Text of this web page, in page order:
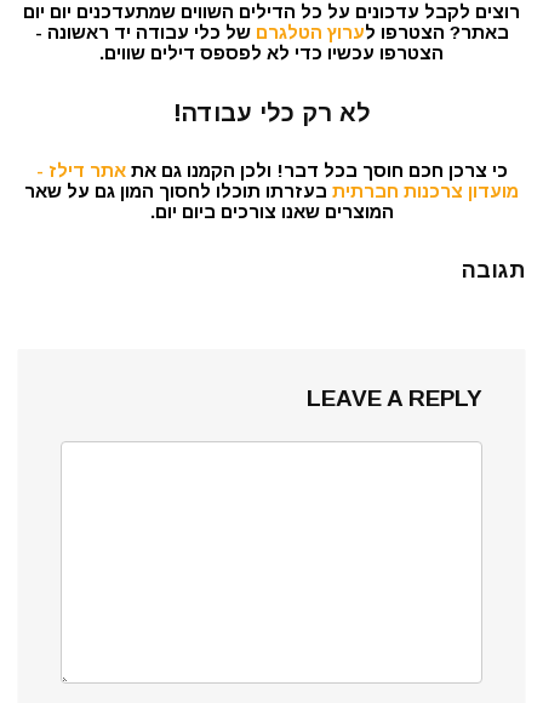
רוצים לקבל עדכונים על כל הדילים השווים שמתעדכנים יום יום
באתר? הצטרפו לערוץ הטלגרם של כלי עבודה יד ראשונה -
הצטרפו עכשיו כדי לא לפספס דילים שווים.
לא רק כלי עבודה!
כי צרכן חכם חוסך בכל דבר! ולכן הקמנו גם אתאתר דילז -
מועדון צרכנות חברתית בעזרתו תוכלו לחסוך המון גם על שאר
המוצרים שאנו צורכים ביום יום.
תגובה
LEAVE A REPLY